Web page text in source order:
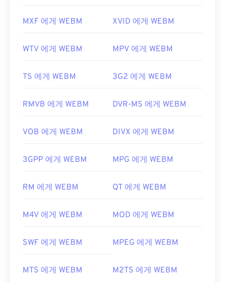
MXF 에게 WEBM XVID 에게 WEBM
WTV 에게 WEBM MPV 에게 WEBM
TS 에게 WEBM 3G2 에게 WEBM
RMVB 에게 WEBM DVR-MS 에게 WEBM
VOB 에게 WEBM DIVX 에게 WEBM
3GPP 에게 WEBM MPG 에게 WEBM
RM 에게 WEBM QT 에게 WEBM
M4V 에게 WEBM MOD 에게 WEBM
SWF 에게 WEBM MPEG 에게 WEBM
MTS 에게 WEBM M2TS 에게 WEBM